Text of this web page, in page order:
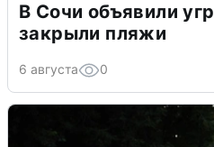
В Сочи объявили
закрыли пляжи
6 августа 0